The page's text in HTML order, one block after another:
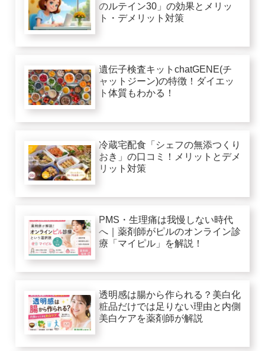
のルテイン30」の効果とメリッ
ト・デメリット対策
遺伝子検査キットchatGENE(チ
ャットジーン)の特徴！ダイエッ
ト体質もわかる！
冷蔵宅配食「シェフの無添つくり
おき」の口コミ！メリットとデメ
リット対策
PMS・生理痛は我慢しない時代
へ｜薬剤師がピルのオンライン診
療「マイピル」を解説！
透明感は腸から作られる？美白化
粧品だけでは足りない理由と内側
美白ケアを薬剤師が解説